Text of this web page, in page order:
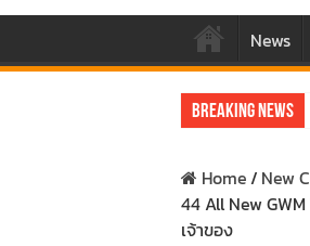
News
Breaking News
Home/ New
44 All New
เจ้าของ